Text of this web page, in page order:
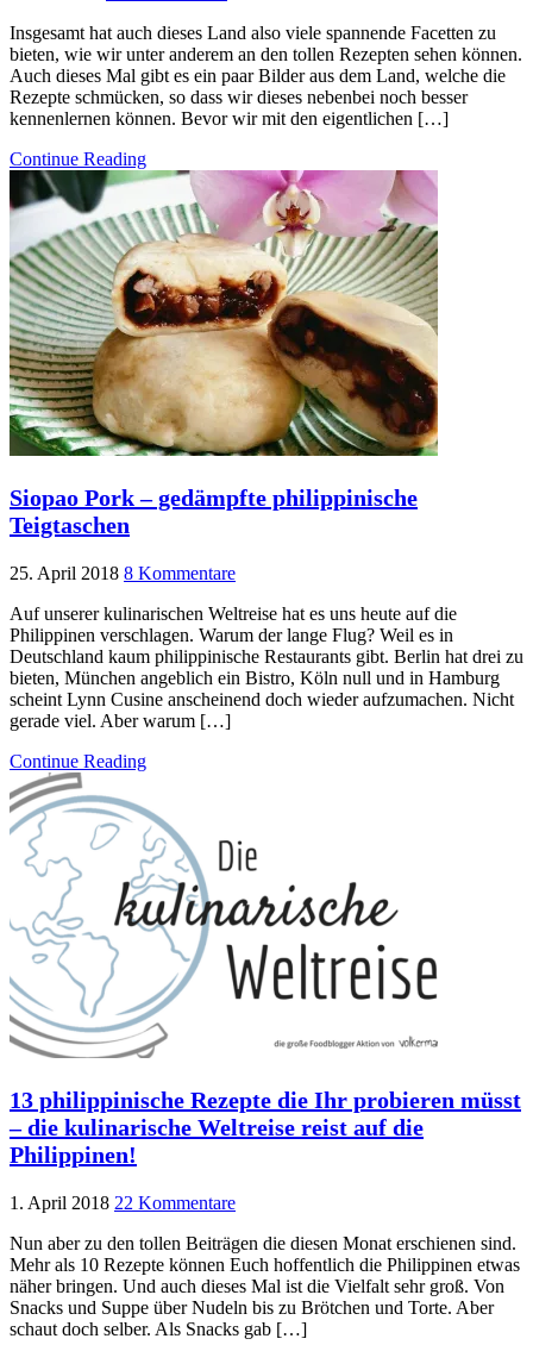
Insgesamt hat auch dieses Land also viele spannende Facetten zu
bieten, wie wir unter anderem an den tollen Rezepten sehen können.
Auch dieses Mal gibt es ein paar Bilder aus dem Land, welche die
Rezepte schmücken, so dass wir dieses nebenbei noch besser
kennenlernen können. Bevor wir mit den eigentlichen […]
Continue Reading
Siopao Pork – gedämpfte philippinische
Teigtaschen
25. April 2018 8 Kommentare
Auf unserer kulinarischen Weltreise hat es uns heute auf die
Philippinen verschlagen. Warum der lange Flug? Weil es in
Deutschland kaum philippinische Restaurants gibt. Berlin hat drei zu
bieten, München angeblich ein Bistro, Köln null und in Hamburg
scheint Lynn Cusine anscheinend doch wieder aufzumachen. Nicht
gerade viel. Aber warum […]
Continue Reading
13 philippinische Rezepte die Ihr probieren müsst
– die kulinarische Weltreise reist auf die
Philippinen!
1. April 2018 22 Kommentare
Nun aber zu den tollen Beiträgen die diesen Monat erschienen sind.
Mehr als 10 Rezepte können Euch hoffentlich die Philippinen etwas
näher bringen. Und auch dieses Mal ist die Vielfalt sehr groß. Von
Snacks und Suppe über Nudeln bis zu Brötchen und Torte. Aber
schaut doch selber. Als Snacks gab […]